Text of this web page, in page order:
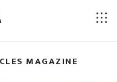
MAGAZINE